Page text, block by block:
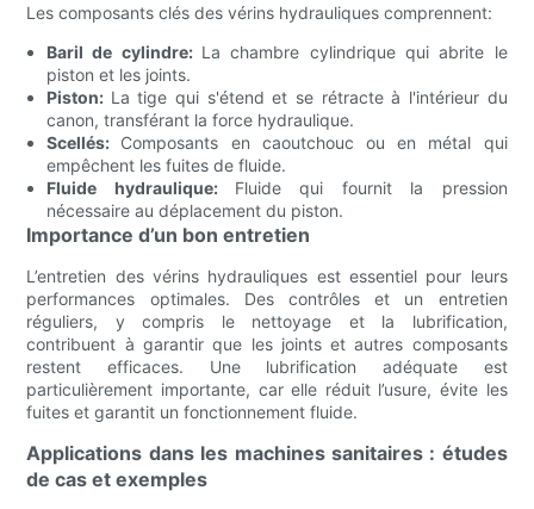
Les composants clés des vérins hydrauliques comprennent:
Baril de cylindre: La chambre cylindrique qui abrite le
piston et les joints.
Piston: La tige qui s'étend et se rétracte à l'intérieur du
canon, transférant la force hydraulique.
Scellés: Composants en caoutchouc ou en métal qui
empêchent les fuites de fluide.
Fluide hydraulique: Fluide qui fournit la pression
nécessaire au déplacement du piston.
Importance d’un bon entretien
L’entretien des vérins hydrauliques est essentiel pour leurs
performances optimales. Des contrôles et un entretien
réguliers, y compris le nettoyage et la lubrification,
contribuent à garantir que les joints et autres composants
restent efficaces. Une lubrification adéquate est
particulièrement importante, car elle réduit l’usure, évite les
fuites et garantit un fonctionnement fluide.
Applications dans les machines sanitaires : études
de cas et exemples